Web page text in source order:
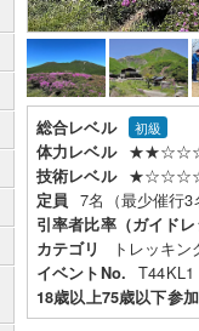
総合レベル 初級
体力レベル
技術レベル
定員 7名（最少催行3
引率者比率（ガイドレ
カテゴリ トレッキン
イベントNo. T44KL1
18歳以上75歳以下参